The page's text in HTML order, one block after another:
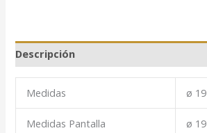
Descripción
Medidas ø
Medidas Pantalla ø